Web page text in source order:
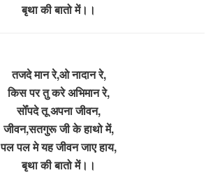
बृथा की बातो में।।
तजदे मान रे,ओ नादान रे,
किस पर तु करे अभिमान रे,
सोँपदे तू अपना जीवन,
जीवन,सतगुरू जी के हाथो में,
पल पल मे यह जीवन जाए हाय,
बृथा की बातो में।।